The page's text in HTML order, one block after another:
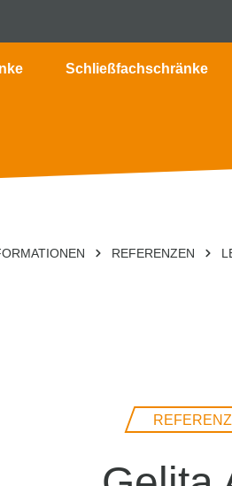
Schließfachschränke
REFERENZEN
REFERENZ